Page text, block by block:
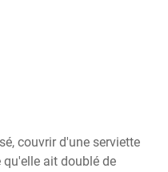
couvrir d'une serviette
qu'elle ait doublé de